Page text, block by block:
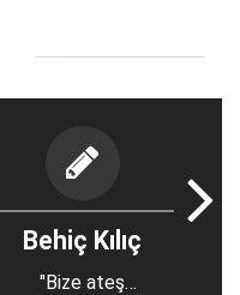
Behiç Kılıç
"Bize ateş